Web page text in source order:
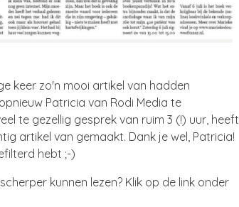
keer zo'n mooi artikel van hadden
Patricia van Rodi Media te
te gezellig gesprek van ruim 3 (!) uur, heeft
artikel van gemaakt. Dank je wel, Patricia!
hebt ;-)
kunnen lezen? Klik op de link onder